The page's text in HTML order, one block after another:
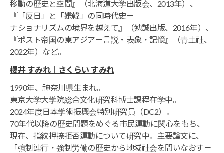
移動の歴史と空間』（北海道大学出版会、2013年）、
『「反日」と「嫌韓」の同時代史－
ナショナリズムの境界を越えて』（勉誠出版、2016年）、
『ポスト帝国の東アジア－言説・表象・記憶』（青土社、
2022年）など。
櫻井 すみれ｜さくらい すみれ
1990年、神奈川県生まれ。
東京大学大学院総合文化研究科博士課程在学中。
2024年度日本学術振興会特別研究員（DC2）。
70年代以降の歴史問題をめぐる市民運動に関心をもち、
現在、指紋押捺拒否運動について研究中。主要論文に、
「強制連行・強制労働の歴史から地域社会を問いなおす－